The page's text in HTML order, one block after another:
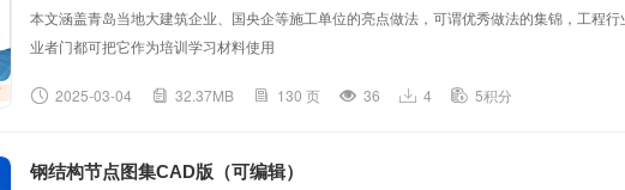
本文涵盖青岛当地大建筑企业、国央企等施工单位的亮点做法，可谓优秀做法的集锦，工程
业者门都可把它作为培训学习材料使用
2025-03-04 32.37MB 130 页 36 4 5积分
钢结构节点图集CAD版（可编辑）